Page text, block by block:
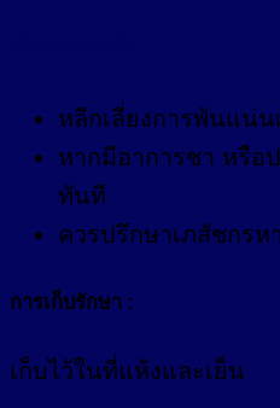
หลีกเลี่ยงการพันแน่น
หากมีอาการชา หรือ
ทันที
ควรปรึกษาเภสัชกรห
การเก็บรักษา :
เก็บไว้ในที่แห้งและเย็น